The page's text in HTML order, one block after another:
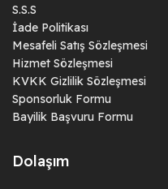
S.S.S
İade Politikası
Mesafeli Satış Sözleşmesi
Hizmet Sözleşmesi
KVKK Gizlilik Sözleşmesi
Sponsorluk Formu
Bayilik Başvuru Formu
Dolaşım